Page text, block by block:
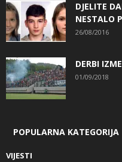
DJELITE
NESTALO
26/08/2016
DERBI
01/09/2018
POPULARNA KATEGORIJA
VIJESTI